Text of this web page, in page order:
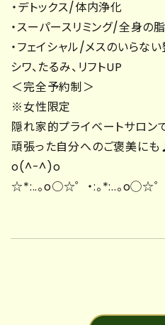
・デトックス/体内浄化
・スーパースリミング/全身の脂
・フェイシャル/メスのいらな
シワ、たるみ、リフトUP
＜完全予約制＞
※女性限定
隠れ家的プライベートサロン
頑張った自分へのご褒美にも
o(^-^)o
☆*:..。o○☆゜・:。*:..。o◯☆゜